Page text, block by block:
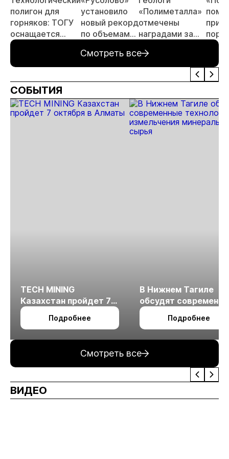
полигон для
горняков: ТОГУ
оснащается
современным
отечественного
производства
установило
новый рекорд
по объемам
«Полиметалла»
отмечены
наградами за
месторождения
«Андрей»
Смотреть все
СОБЫТИЯ
TECH MINING
Казахстан пройдет 7
октября в Алматы
Подробнее
В Нижнем Тагиле
обсудят
технологии
измельчения
Подробнее
Смотреть все
ВИДЕО